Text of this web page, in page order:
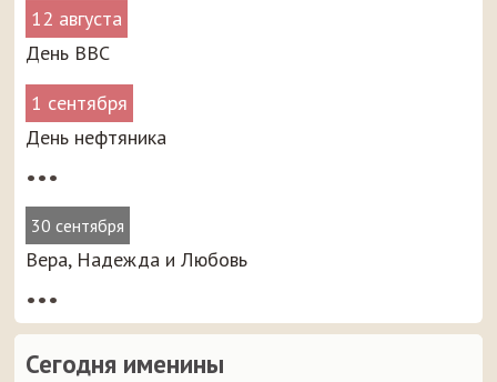
12 августа
День ВВС
1 сентября
День нефтяника
•••
30 сентября
Вера, Надежда и Любовь
•••
Сегодня именины